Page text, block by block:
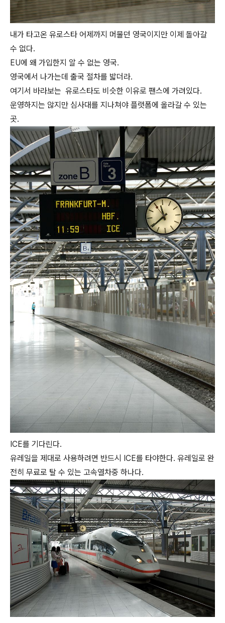
내가 타고온 유로스타 어제까지 머물던 영국이지만 이제 돌아갈
수 없다.
EU에 왜 가입한지 알 수 없는 영국.
영국에서 나가는데 출국 절차를 밟더라.
여기서 바라보는 유로스타도 비슷한 이유로 팬스에 가려있다.
운영하지는 않지만 심사대를 지나쳐야 플랫폼에 올라갈 수 있는
곳.
ICE를 기다린다.
유레일을 제대로 사용하려면 반드시 ICE를 타야한다. 유레일로 완
전히 무료로 탈 수 있는 고속열차중 하나다.